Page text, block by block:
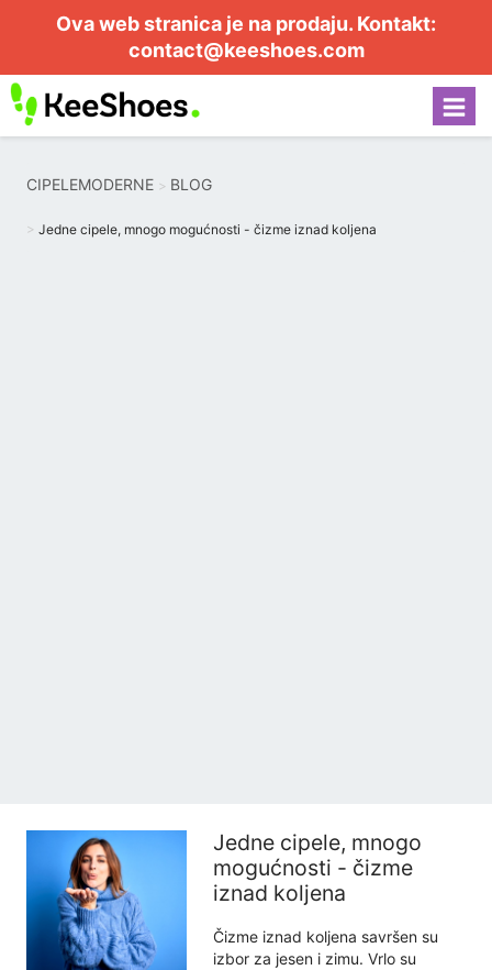
Ova web stranica je na prodaju. Kontakt:
contact@keeshoes.com
CIPELEMODERNE BLOG
Jedne cipele, mnogo mogućnosti - čizme iznad koljena
Jedne cipele, mnogo
mogućnosti - čizme
iznad koljena
Čizme iznad koljena savršen su
izbor za jesen i zimu. Vrlo su